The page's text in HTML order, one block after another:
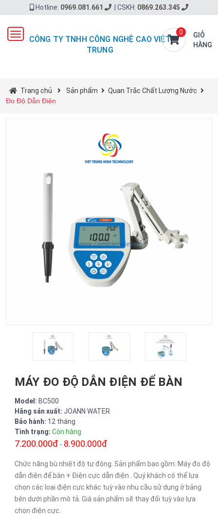
Hotline: 0969.081.661 CSKH: 0869.263.345
CÔNG TY TNHH CÔNG NGHỆ CAO VIỆT
TRUNG
0
GIỎ
HÀNG
Toggle
navigation
Trang chủ Sản phẩm
Quan Trắc Chất Lượng Nước
Đo Độ Dẫn Điện
MÁY ĐO ĐỘ DẪN ĐIỆN ĐỂ BÀN
Model: BC500
Hãng sản xuất: JOANN WATER
Bảo hành: 12 tháng
Tình trạng: Còn hàng
7.200.000đ - 8.900.000đ
Chức năng bù nhiệt độ tự động. Sản phẩm bao gồm: Máy đo độ
dẫn điện để bàn + Điện cực dẫn điện . Quý khách có thể lựa
chọn các loại điện cực khác tuỳ vào nhu cầu sử dụng ở bảng
bên dưới phần mô tả. Giá sản phẩm sẽ thay đổi tuỳ vào lựa
chọn điện cực.